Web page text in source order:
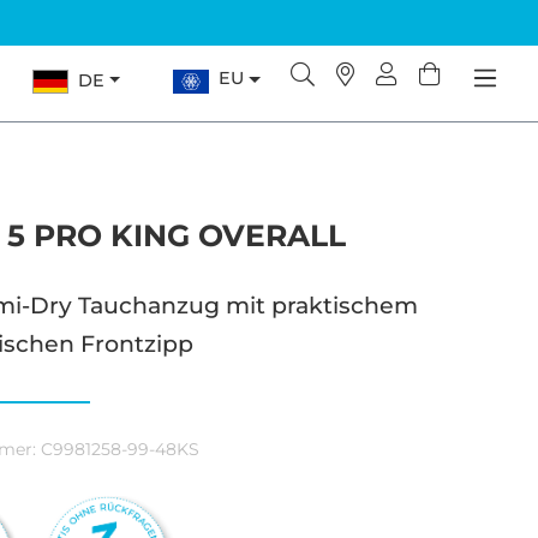
DE EU
PRO KING OVERALL
Dry Tauchanzug mit praktischem
Frontzipp
C9981258-99-48KS